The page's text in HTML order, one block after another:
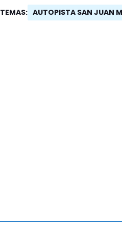
TEMAS: AUTOPISTA SAN JUAN